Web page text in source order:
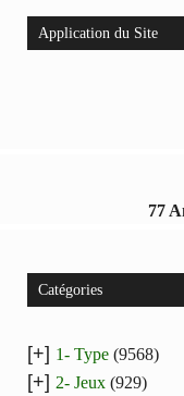
Application du Site
77
Catégories
[+] 1- Type (9568)
[+] 2- Jeux (929)